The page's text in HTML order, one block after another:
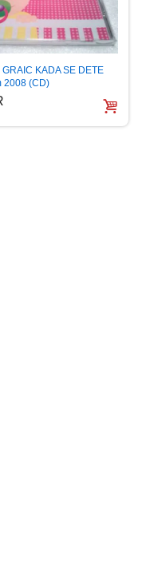
GRAIC KADA SE DETE
2008 (CD)